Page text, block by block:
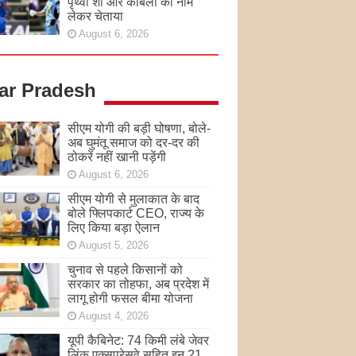
लेकर चेताया
August 6, 2026
Pradesh
सीएम योगी की बड़ी घोषणा, बोले-
अब घुमंतू समाज को दर-दर की
ठोकरें नहीं खानी पड़ेंगी
August 6, 2026
सीएम योगी से मुलाकात के बाद
बोले फ्लिपकार्ट CEO, राज्य के
लिए किया बड़ा ऐलान
August 5, 2026
चुनाव से पहले किसानों को
सरकार का तोहफा, अब प्रदेश में
लागू होगी फसल बीमा योजना
August 4, 2026
यूपी कैबिनेट: 74 किमी लंबे जेवर